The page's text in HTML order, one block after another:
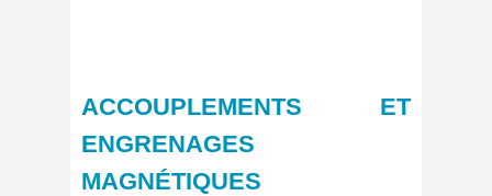
ACCOUPLEMENTS ET
ENGRENAGES
MAGNÉTIQUES